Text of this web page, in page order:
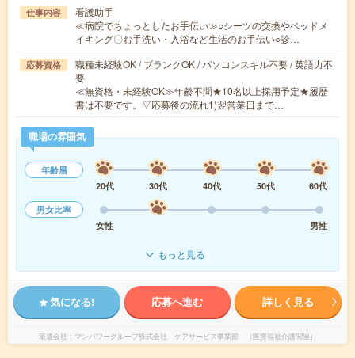
仕事内容
看護助手
≪病院でちょっとしたお手伝い≫○シーツの交換やベッドメ
イキング〇お手洗い・入浴など生活のお手伝い○診…
応募資格
職種未経験OK / ブランクOK / パソコンスキル不要 / 英語力不
要
≪無資格・未経験OK≫年齢不問★10名以上採用予定★履歴
書は不要です。▽応募後の流れ1)翌営業日まで…
職場の雰囲気
年齢層
20代
30代 40代 50代
60代
男女比率
女性
男性
もっと見る
気になる! 応募へ進む 詳しく見る
派遣会社 マンパワーグループ株式会社 ケアサービス事業部 （医療福祉介護関連）